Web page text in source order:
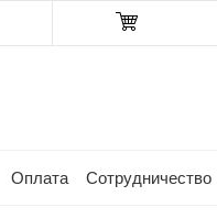
Оплата Сотрудничество